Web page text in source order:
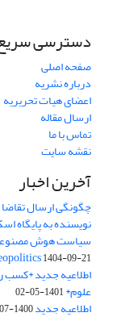
دسترسی
صفحه اصلی
درباره نشریه
اعضای هیات تحریریه
ارسال مقاله
تماس با ما
نقشه سایت
آخرین اخبار
چگونگی ارسال
نویسنده به پایگاه
سیاست هوش
1404-09-21
اطلاعیه جدید *کسب
علوم*1401-05-02
اطلاعیه جدید1400-07-08